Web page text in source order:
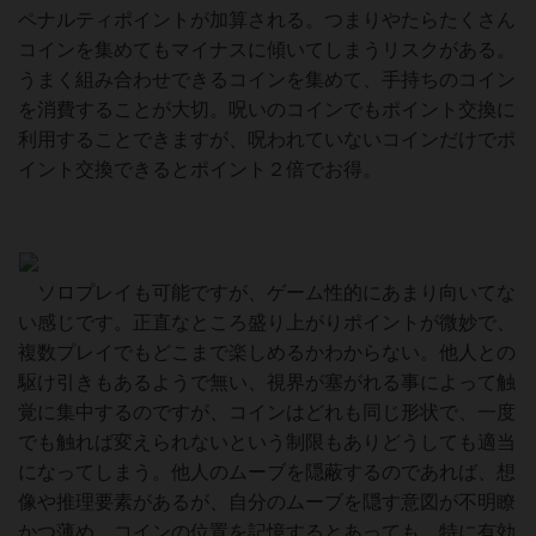
ペナルティポイントが加算される。つまりやたらたくさん
コインを集めてもマイナスに傾いてしまうリスクがある。
うまく組み合わせできるコインを集めて、手持ちのコイン
を消費することが大切。呪いのコインでもポイント交換に
利用することできますが、呪われていないコインだけでポ
イント交換できるとポイント２倍でお得。
ソロプレイも可能ですが、ゲーム性的にあまり向いてな
い感じです。正直なところ盛り上がりポイントが微妙で、
複数プレイでもどこまで楽しめるかわからない。他人との
駆け引きもあるようで無い、視界が塞がれる事によって触
覚に集中するのですが、コインはどれも同じ形状で、一度
でも触れば変えられないという制限もありどうしても適当
になってしまう。他人のムーブを隠蔽するのであれば、想
像や推理要素があるが、自分のムーブを隠す意図が不明瞭
かつ薄め。コインの位置を記憶するとあっても、特に有効